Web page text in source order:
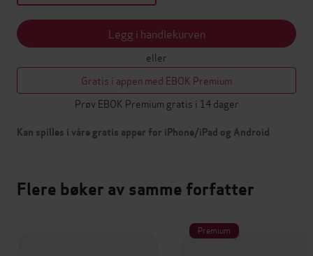
Legg i handlekurven
eller
Gratis i appen med EBOK Premium
Prøv EBOK Premium gratis i 14 dager
Kan spilles i våre gratis apper for iPhone/iPad og Android
Flere bøker av samme forfatter
Premium